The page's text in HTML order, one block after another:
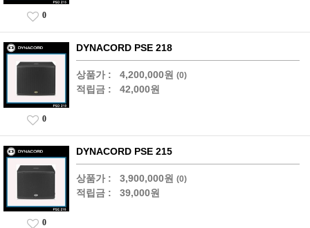
0
DYNACORD PSE 218
상품가 : 4,200,000원 (0)
적립금 : 42,000원
0
DYNACORD PSE 215
상품가 : 3,900,000원 (0)
적립금 : 39,000원
0